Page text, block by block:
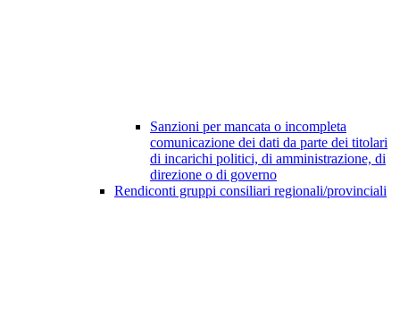
Sanzioni per mancata o incompleta
comunicazione dei dati da parte dei titolari
di incarichi politici, di amministrazione, di
direzione o di governo
Rendiconti gruppi consiliari regionali/provinciali